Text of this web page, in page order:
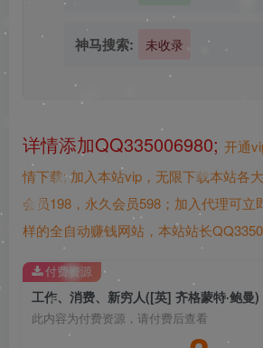
神马搜索: 未收录
详情添加QQ335006980; 开通
情下载;加入本站vip，无限下载本站各
会员198，永久会员598；加入代理可立
样的全自动赚钱网站，本站站长
工作、消费、新穷人([英] 齐格蒙特·鲍曼
此内容为付费资源，请付费后查看
付费资源